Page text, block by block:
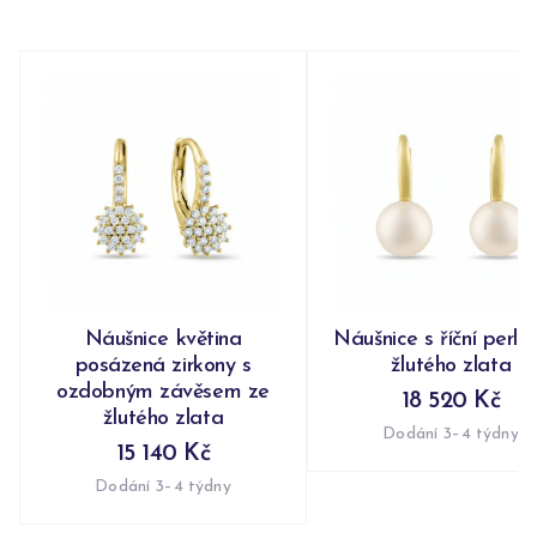
Náušnice květina
posázená zirkony s
ozdobným závěsem ze
žlutého zlata
15 140 Kč
Dodání 3–4 týdny
Náušnice s říční
žlutého zlata
18 520 Kč
Dodání 3–4 týdny